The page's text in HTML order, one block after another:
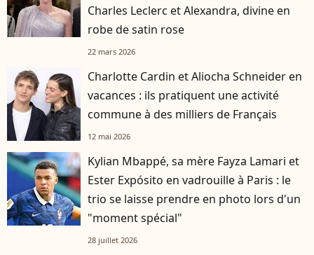
Charles Leclerc et Alexandra, divine en
robe de satin rose
22 mars 2026
Charlotte Cardin et Aliocha Schneider en
vacances : ils pratiquent une activité
commune à des milliers de Français
12 mai 2026
Kylian Mbappé, sa mère Fayza Lamari et
Ester Expósito en vadrouille à Paris : le
trio se laisse prendre en photo lors d'un
"moment spécial"
28 juillet 2026